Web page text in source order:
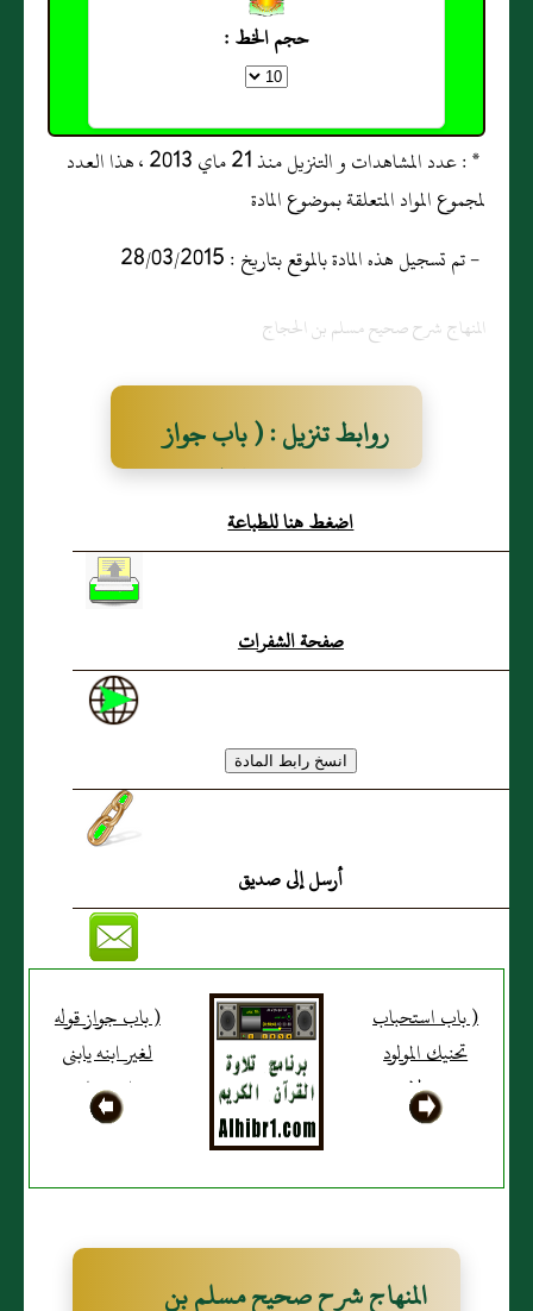
حجم الخط :
* : عدد المشاهدات و التنزيل منذ 21 ماي 2013 ، هذا العدد
لمجموع المواد المتعلقة بموضوع المادة
- تم تسجيل هذه المادة بالموقع بتاريخ : 28/03/2015
المنهاج شرح صحيح مسلم بن الحجاج
روابط تنزيل : ( باب جواز
تكنية من لم يولد له
وتكنية الصغير )
اضغط هنا للطباعة
صفحة الشفرات
أرسل إلى صديق
( باب استحباب
تحنيك المولود
عند ولادته
وحمله إلى صالح
تسميته يوم
واستحباب
التسمية بعبد
( باب جواز قوله
لغير ابنه يابنى
واستحبابه
للملاطفة )
المنهاج شرح صحيح مسلم بن